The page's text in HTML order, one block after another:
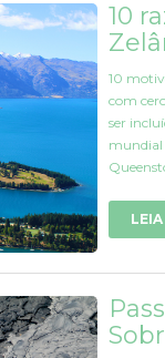
10
10
com
ser
mundial